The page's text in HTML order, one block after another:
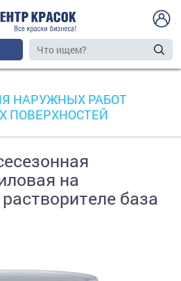
НАРУЖНЫХ РАБОТ
ПОВЕРХНОСТЕЙ
на
база